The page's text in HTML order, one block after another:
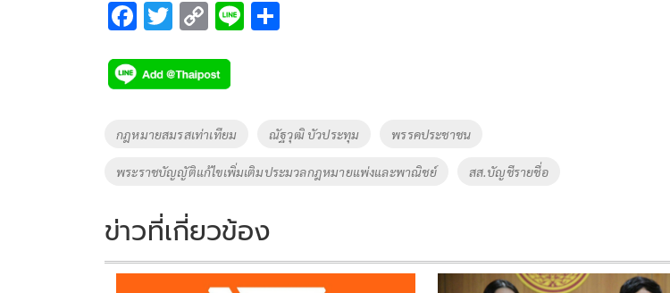
F
e
b
o
k
T
tt
er
C
p
y
Li
n
k
Li
Tags
กฎหมายสมรสเท่าเทียม ณัฐวุฒิ บัวประทุม พรรคประชาชน
พระราชบัญญัติแก้ไขเพิ่มเติมประมวลกฎหมายแพ่งและพาณิชย์ สส.บัญชีรายชื่อ
ข่าวที่เกี่ยวข้อง